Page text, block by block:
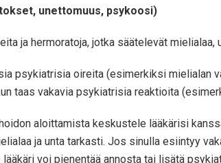
unettomuus, psykoosi)
ja hermoratoja, jotka säätelevät mielialaa,
psykiatrisia oireita (esimerkiksi mielialan
taas vakavia psykiatrisia reaktioita
aloittamista keskustele lääkärisi
ja unta tarkasti. Jos sinulla esiintyy
voi pienentää annosta tai lisätä